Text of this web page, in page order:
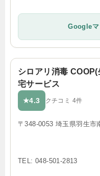
Googleマ
シロアリ消毒
宅サービス
★4.3 クチコミ 4件
〒348-0053 埼玉県羽生市
TEL: 048-501-2813